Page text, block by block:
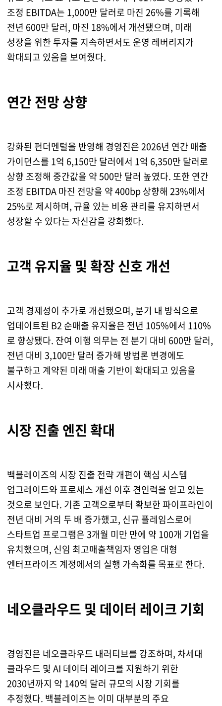
조정 EBITDA는 1,000만 달러로 마진 26%를 기록해
전년 600만 달러, 마진 18%에서 개선됐으며, 미래
성장을 위한 투자를 지속하면서도 운영 레버리지가
확대되고 있음을 보여줬다.
연간 전망 상향
강화된 펀더멘털을 반영해 경영진은 2026년 연간 매출
가이던스를 1억 6,150만 달러에서 1억 6,350만 달러로
상향 조정해 중간값을 약 500만 달러 높였다. 또한 연간
조정 EBITDA 마진 전망을 약 400bp 상향해 23%에서
25%로 제시하며, 규율 있는 비용 관리를 유지하면서
성장할 수 있다는 자신감을 강화했다.
고객 유지율 및 확장 신호 개선
고객 경제성이 추가로 개선됐으며, 분기 내 방식으로
업데이트된 B2 순매출 유지율은 전년 105%에서 110%
로 향상됐다. 잔여 이행 의무는 전 분기 대비 600만 달러,
전년 대비 3,100만 달러 증가해 방법론 변경에도
불구하고 계약된 미래 매출 기반이 확대되고 있음을
시사했다.
시장 진출 엔진 확대
백블레이즈의 시장 진출 전략 개편이 핵심 시스템
업그레이드와 프로세스 개선 이후 견인력을 얻고 있는
것으로 보인다. 기존 고객으로부터 확보한 파이프라인이
전년 대비 거의 두 배 증가했고, 신규 플레임스로어
스타트업 프로그램은 3개월 미만 만에 약 100개 기업을
유치했으며, 신임 최고매출책임자 영입은 대형
엔터프라이즈 계정에서의 실행 가속화를 목표로 한다.
네오클라우드 및 데이터 레이크 기회
경영진은 네오클라우드 내러티브를 강조하며, 차세대
클라우드 및 AI 데이터 레이크를 지원하기 위한
2030년까지 약 140억 달러 규모의 시장 기회를
추정했다. 백블레이즈는 이미 대부분의 주요